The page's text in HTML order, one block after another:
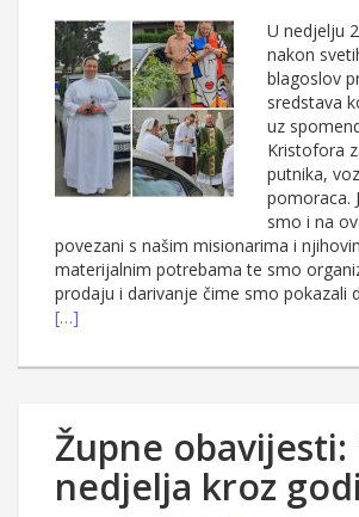
U nedjelju
nakon
blagoslov
sredstava
uz
Kristofora
putnika,
pomoraca.
smo i na
povezani s našim misionarima i
materijalnim potrebama te smo
prodaju i darivanje čime smo pokazali
[…]
Župne obavijesti:
nedjelja kroz